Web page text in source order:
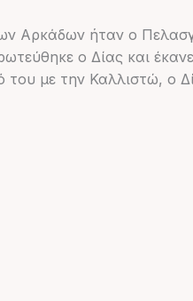
Αρκάδων ήταν ο
ο Δίας και
του με την Καλλιστώ, ο